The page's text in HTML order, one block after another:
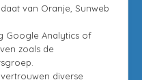
van Oranje, Sunweb
Google Analytics of
zoals de
diverse